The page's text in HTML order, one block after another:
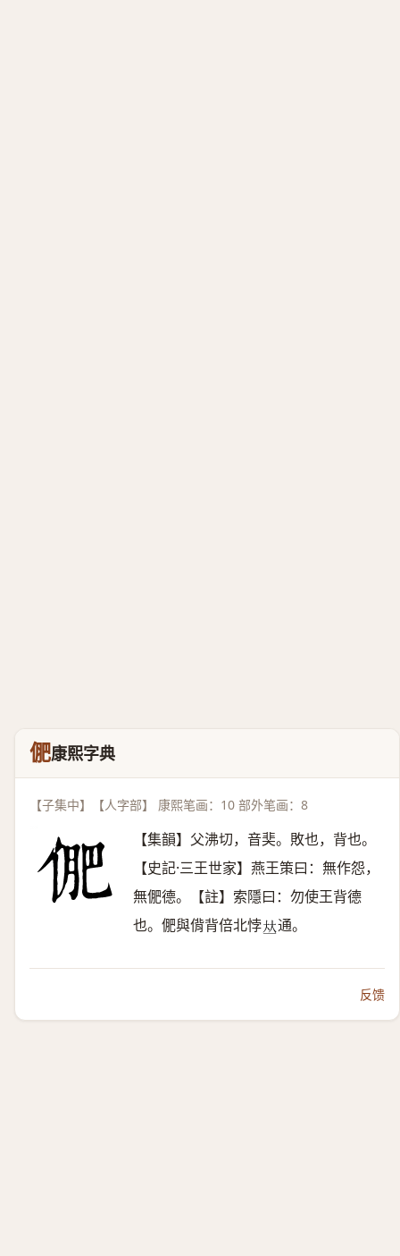
俷康熙字典
【子集中】【人字部】 康熙笔画：10 部外笔画：8
【集韻】父沸切，音奜。敗也，背也。
【史記·三王世家】燕王策曰：無作怨，
無俷德。【註】索隱曰：勿使王背德
也。俷與偝背倍北悖𠀤通。
反馈